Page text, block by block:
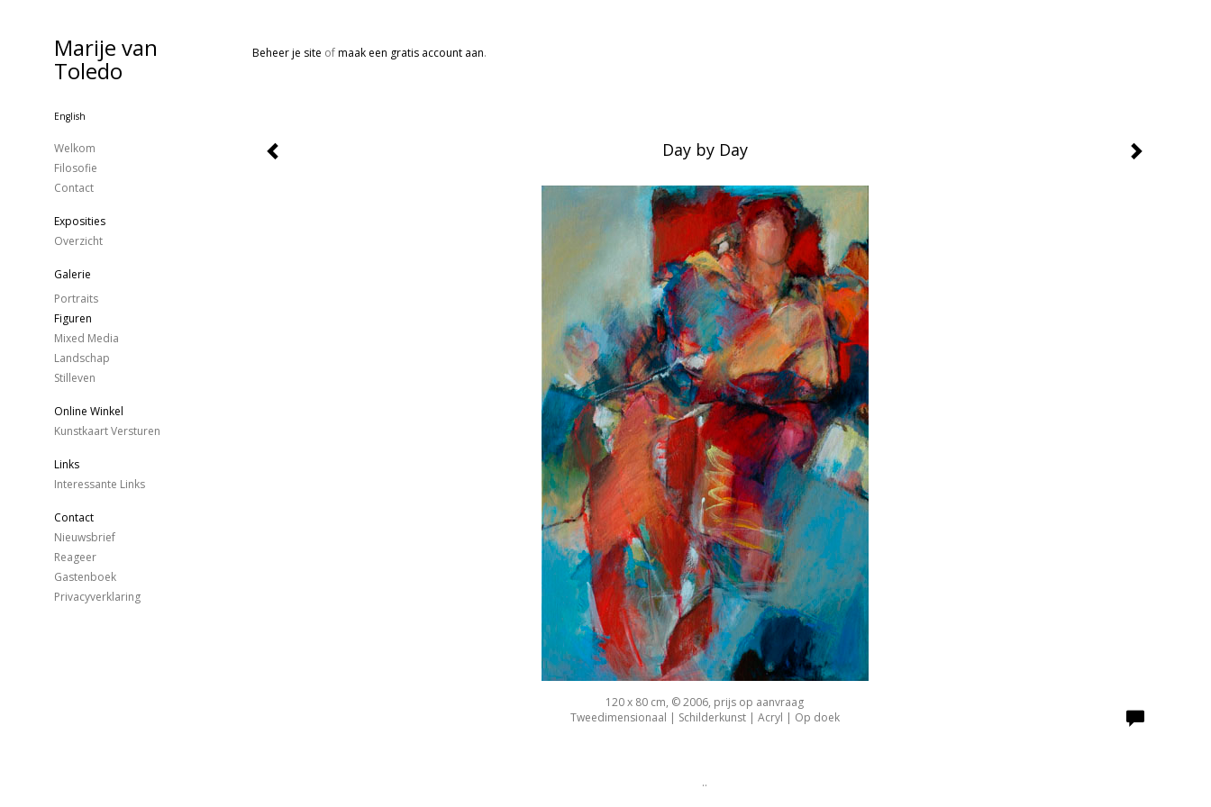
Beheer je site ofmaak een gratis account aan.
Day by Day
120 x 80 cm, © 2006, prijs op aanvraag
Tweedimensionaal | Schilderkunst | Acryl | Op doek
..
Marije van
Toledo
English
Welkom
Filosofie
Contact
Exposities
Overzicht
Galerie
Portraits
Figuren
Mixed Media
Landschap
Stilleven
Online Winkel
Kunstkaart Versturen
Links
Interessante Links
Contact
Nieuwsbrief
Reageer
Gastenboek
Privacyverklaring